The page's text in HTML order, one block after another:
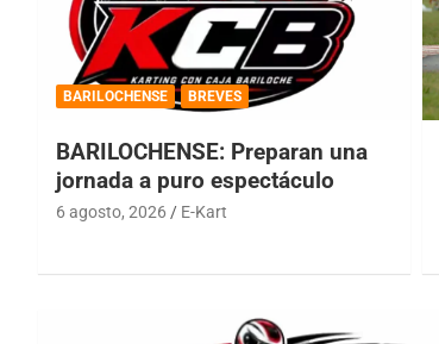
BARILOCHENSE BREVES
BARILOCHENSE: Preparan una
jornada a puro espectáculo
6 agosto, 2026 E-Kart